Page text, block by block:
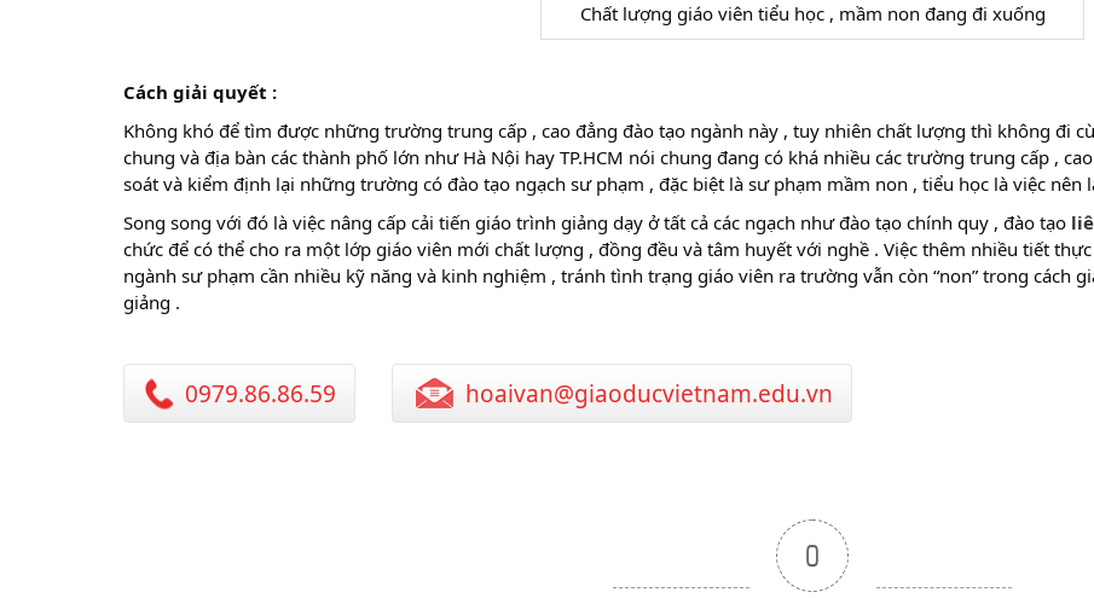
Chất lượng giáo viên tiểu học , mầm non đang đi xuống
Cách giải quyết :
Không khó để tìm được những trường trung cấp , cao đẳng đào tạo ngành này , tuy nhiên chất lượng thì không đi
chung và địa bàn các thành phố lớn như Hà Nội hay TP.HCM nói chung đang có khá nhiều các trường trung cấp ,
soát và kiểm định lại những trường có đào tạo ngạch sư phạm , đặc biệt là sư phạm mầm non , tiểu học là việc
Song song với đó là việc nâng cấp cải tiến giáo trình giảng dạy ở tất cả các ngạch như đào tạo chính quy , đào tạo
chức để có thể cho ra một lớp giáo viên mới chất lượng , đồng đều và tâm huyết với nghề . Việc thêm nhiều tiết
ngành sư phạm cần nhiều kỹ năng và kinh nghiệm , tránh tình trạng giáo viên ra trường vẫn còn “non” trong cách
giảng .
0979.86.86.59 hoaivan@giaoducvietnam.edu.vn
0